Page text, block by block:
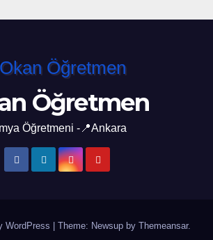
Öğretmen
Öğretmeni -📍Ankara
WordPress Theme: Newsup by Themeansar.